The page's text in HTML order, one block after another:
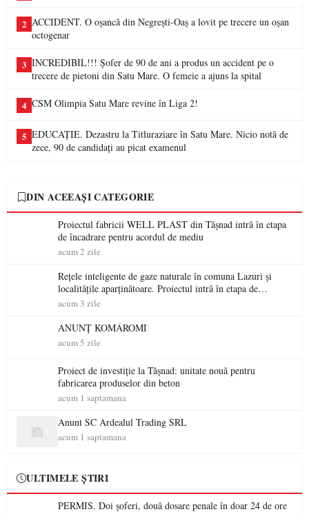
2 ACCIDENT. O oșancă din Negrești-Oaș a lovit pe trecere un oșan
octogenar
3 INCREDIBIL!!! Șofer de 90 de ani a produs un accident pe o
trecere de pietoni din Satu Mare. O femeie a ajuns la spital
4 CSM Olimpia Satu Mare revine în Liga 2!
5 EDUCAȚIE. Dezastru la Titluraziare în Satu Mare. Nicio notă de
zece, 90 de candidați au picat examenul
DIN ACEEAȘI CATEGORIE
Proiectul fabricii WELL PLAST din Tășnad intră în etapa
de încadrare pentru acordul de mediu
acum 2 zile
Rețele inteligente de gaze naturale în comuna Lazuri și
localitățile aparținătoare. Proiectul intră în etapa de
consultare publică
acum 3 zile
ANUNȚ KOMÁROMI
acum 5 zile
Proiect de investiție la Tășnad: unitate nouă pentru
fabricarea produselor din beton
acum 1 saptamana
Anunt SC Ardealul Trading SRL
acum 1 saptamana
ULTIMELE ȘTIRI
PERMIS. Doi șoferi, două dosare penale în doar 24 de ore